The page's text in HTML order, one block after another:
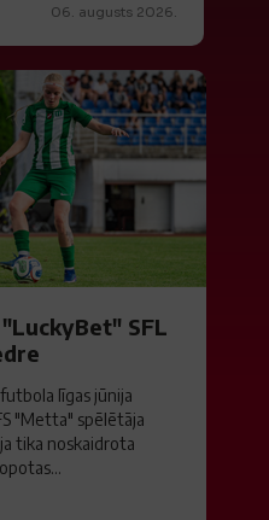
06. augusts 2026.
SFL
līgas jūnija
"Metta" spēlētāja
tika noskaidrota